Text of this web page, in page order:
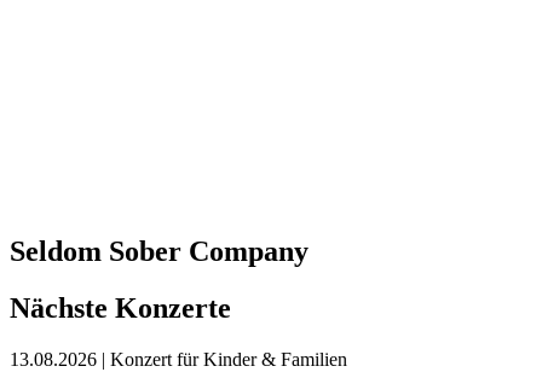
Seldom Sober Company
Nächste Konzerte
13.08.2026 | Konzert für Kinder & Familien